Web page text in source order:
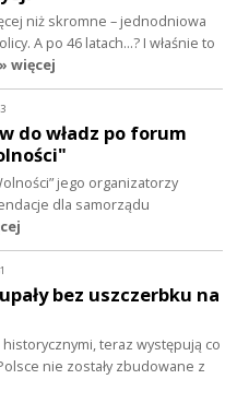
niż skromne – jednodniowa
A po 46 latach…? I właśnie to
» więcej
do władz po forum
jego organizatorzy
dla samorządu
bez uszczerbku na
teraz występują co
nie zostały zbudowane z